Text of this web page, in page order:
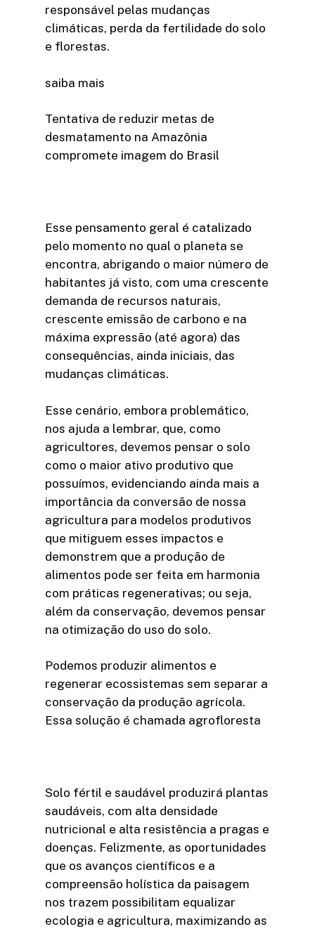
responsável pelas mudanças
climáticas, perda da fertilidade do solo
e florestas.
saiba mais
Tentativa de reduzir metas de
desmatamento na Amazônia
compromete imagem do Brasil
Esse pensamento geral é catalizado
pelo momento no qual o planeta se
encontra, abrigando o maior número de
habitantes já visto, com uma crescente
demanda de recursos naturais,
crescente emissão de carbono e na
máxima expressão (até agora) das
consequências, ainda iniciais, das
mudanças climáticas.
Esse cenário, embora problemático,
nos ajuda a lembrar, que, como
agricultores, devemos pensar o solo
como o maior ativo produtivo que
possuímos, evidenciando ainda mais a
importância da conversão de nossa
agricultura para modelos produtivos
que mitiguem esses impactos e
demonstrem que a produção de
alimentos pode ser feita em harmonia
com práticas regenerativas; ou seja,
além da conservação, devemos pensar
na otimização do uso do solo.
Podemos produzir alimentos e
regenerar ecossistemas sem separar a
conservação da produção agrícola.
Essa solução é chamada agrofloresta
Solo fértil e saudável produzirá plantas
saudáveis, com alta densidade
nutricional e alta resistência a pragas e
doenças. Felizmente, as oportunidades
que os avanços científicos e a
compreensão holística da paisagem
nos trazem possibilitam equalizar
ecologia e agricultura, maximizando as